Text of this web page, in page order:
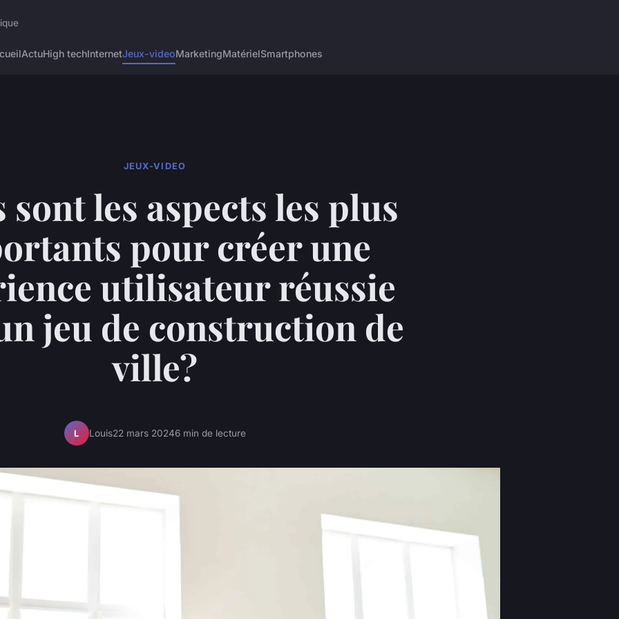
ActuHigh techInternetJeux-videoMarketingMatérielSmartphones
JEUX-VIDEO
sont les aspects les plus
pour créer une
utilisateur réussie
jeu de construction de
ville?
L Louis22 mars 20246 min de lecture